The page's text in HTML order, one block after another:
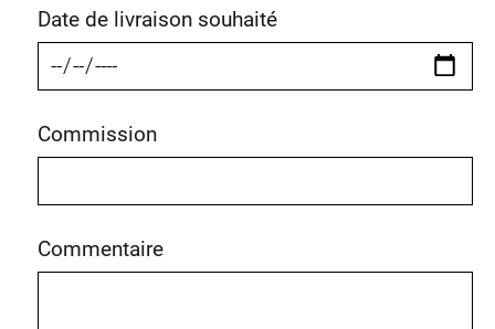
Date de livraison souhaité
Commission
Commentaire